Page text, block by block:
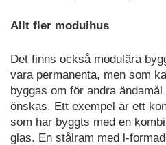
Allt fler modulhus
Det finns också modulära
vara permanenta, men som
byggas om för andra
önskas. Ett exempel är ett
som har byggts med en
glas. En stålram med l-